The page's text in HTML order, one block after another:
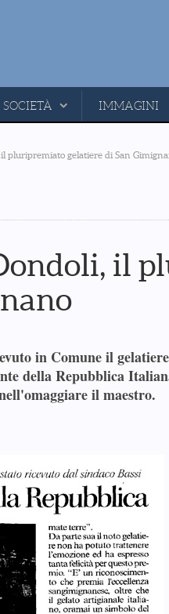
IMMAGINI
pluripremiato gelatiere di San
il
in Comune il
della Repubblica
il maestro.